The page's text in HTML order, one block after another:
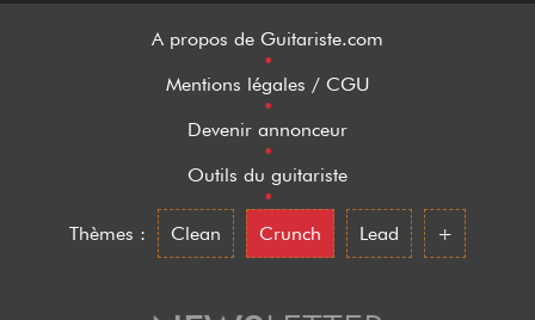
A propos de Guitariste.com
•
Mentions légales / CGU
•
Devenir annonceur
•
Outils du guitariste
•
Thèmes :
Clean Crunch Lead +